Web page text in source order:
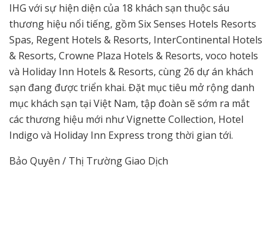
IHG với sự hiện diện của 18 khách sạn thuộc sáu
thương hiệu nổi tiếng, gồm Six Senses Hotels Resorts
Spas, Regent Hotels & Resorts, InterContinental Hotels
& Resorts, Crowne Plaza Hotels & Resorts, voco hotels
và Holiday Inn Hotels & Resorts, cùng 26 dự án khách
sạn đang được triển khai. Đặt mục tiêu mở rộng danh
mục khách sạn tại Việt Nam, tập đoàn sẽ sớm ra mắt
các thương hiệu mới như Vignette Collection, Hotel
Indigo và Holiday Inn Express trong thời gian tới.
Bảo Quyên / Thị Trường Giao Dịch